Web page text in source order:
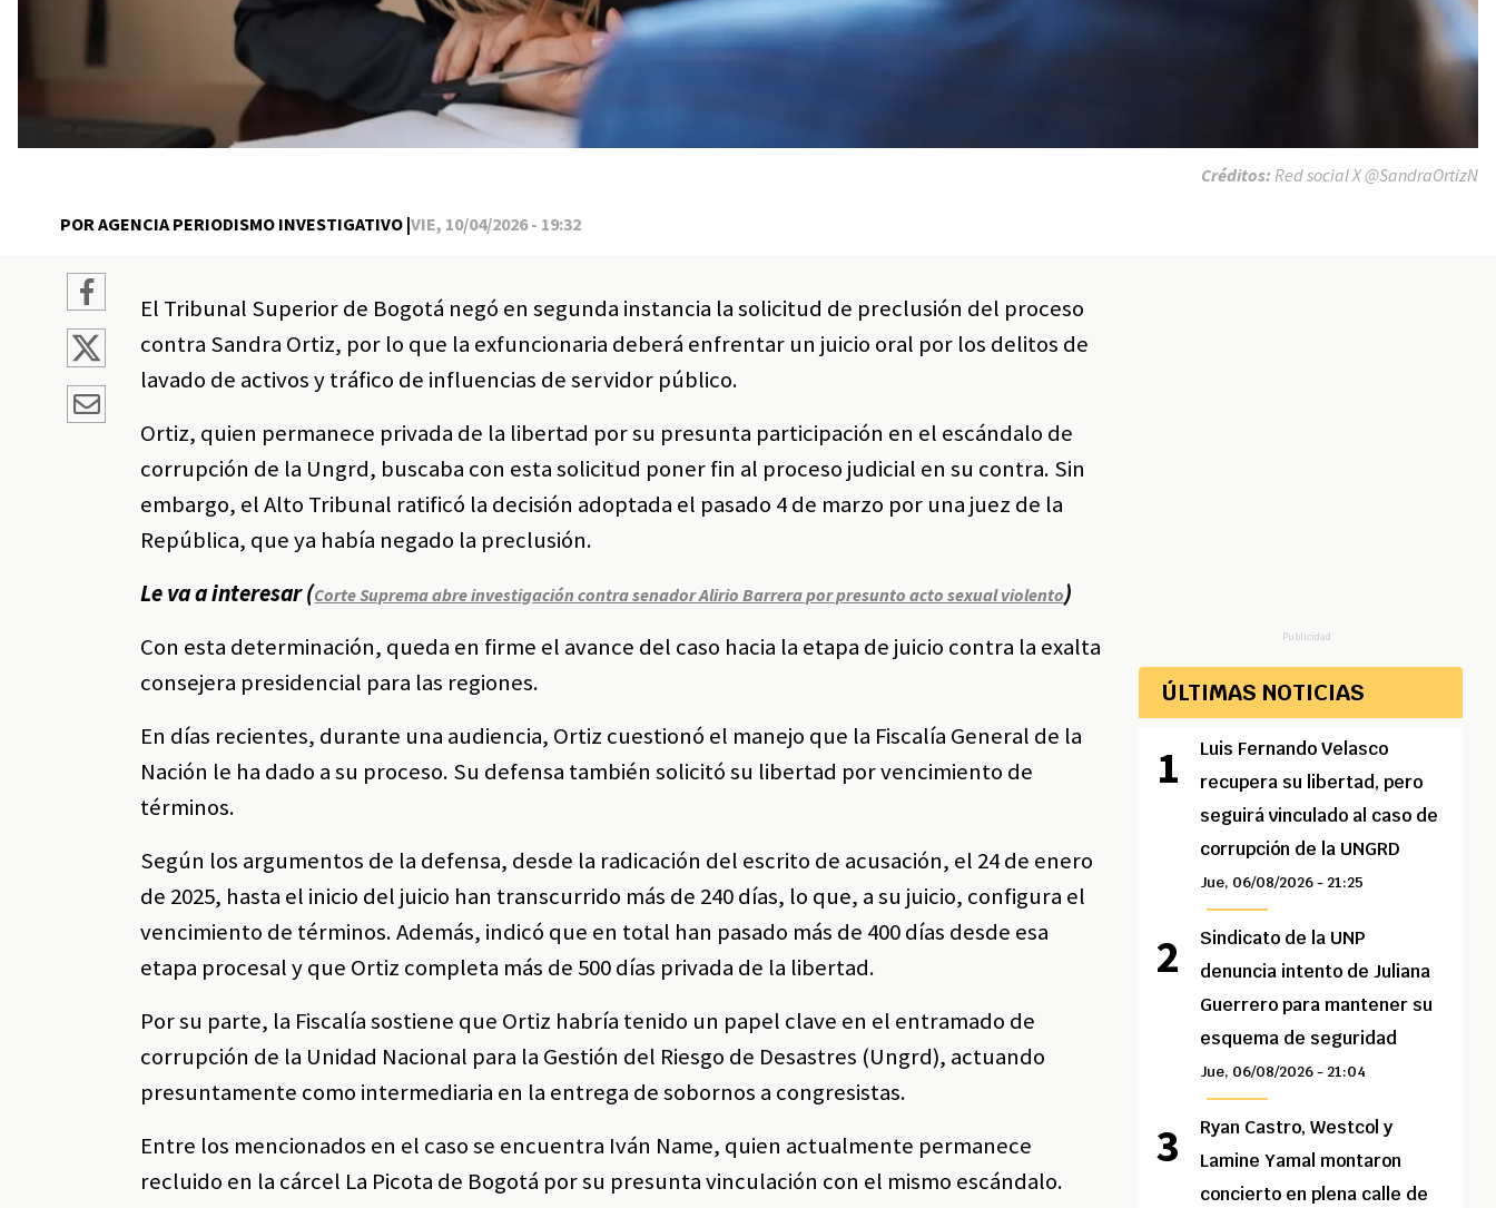
POR AGENCIA PERIODISMO INVESTIGATIVO |VIE, 10/04/2026 - 19:32
Créditos: Red social X @SandraOrtizN
El Tribunal Superior de Bogotá negó en segunda instancia la solicitud de preclusión del proceso
contra Sandra Ortiz, por lo que la exfuncionaria deberá enfrentar un juicio oral por los delitos de
lavado de activos y tráfico de influencias de servidor público.
Ortiz, quien permanece privada de la libertad por su presunta participación en el escándalo de
corrupción de la Ungrd, buscaba con esta solicitud poner fin al proceso judicial en su contra. Sin
embargo, el Alto Tribunal ratificó la decisión adoptada el pasado 4 de marzo por una juez de la
República, que ya había negado la preclusión.
Le va a interesar (Corte Suprema abre investigación contra senador Alirio Barrera por presunto acto sexual violento)
Con esta determinación, queda en firme el avance del caso hacia la etapa de juicio contra la exalta
consejera presidencial para las regiones.
En días recientes, durante una audiencia, Ortiz cuestionó el manejo que la Fiscalía General de la
Nación le ha dado a su proceso. Su defensa también solicitó su libertad por vencimiento de
términos.
Según los argumentos de la defensa, desde la radicación del escrito de acusación, el 24 de enero
de 2025, hasta el inicio del juicio han transcurrido más de 240 días, lo que, a su juicio, configura el
vencimiento de términos. Además, indicó que en total han pasado más de 400 días desde esa
etapa procesal y que Ortiz completa más de 500 días privada de la libertad.
Por su parte, la Fiscalía sostiene que Ortiz habría tenido un papel clave en el entramado de
corrupción de la Unidad Nacional para la Gestión del Riesgo de Desastres (Ungrd), actuando
presuntamente como intermediaria en la entrega de sobornos a congresistas.
Entre los mencionados en el caso se encuentra Iván Name, quien actualmente permanece
recluido en la cárcel La Picota de Bogotá por su presunta vinculación con el mismo escándalo.
Publicidad
ÚLTIMAS NOTICIAS
Luis Fernando Velasco
recupera su libertad, pero
seguirá vinculado al caso de
corrupción de la UNGRD
Jue, 06/08/2026 - 21:25
Sindicato de la UNP
denuncia intento de Juliana
Guerrero para mantener su
esquema de seguridad
Jue, 06/08/2026 - 21:04
Ryan Castro, Westcol y
Lamine Yamal montaron
concierto en plena calle de